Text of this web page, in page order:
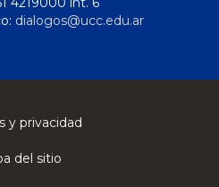
dialogos@ucc.edu.ar
y privacidad
del sitio